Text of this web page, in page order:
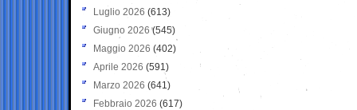
Luglio 2026 (613)
Giugno 2026 (545)
Maggio 2026 (402)
Aprile 2026 (591)
Marzo 2026 (641)
Febbraio 2026 (617)